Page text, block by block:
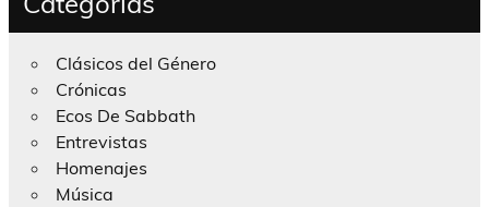
Clásicos del Género
Crónicas
Ecos De Sabbath
Entrevistas
Homenajes
Música